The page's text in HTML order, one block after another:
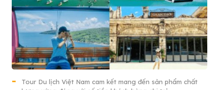
Tour Du lịch Việt Nam cam kết mang đến sản phẩm chất